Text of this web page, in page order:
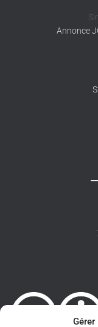
Annonce